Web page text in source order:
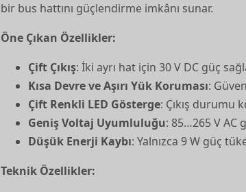
bir bus hattını güçlendirme imkânı sunar.
Öne Çıkan Özellikler:
Çift Çıkış: İki ayrı hat için 30 V DC güç
Kısa Devre ve Aşırı Yük Koruması:
Çift Renkli LED Gösterge: Çıkış durumu
Geniş Voltaj Uyumluluğu: 85…265 V AC
Düşük Enerji Kaybı: Yalnızca 9 W güç
Teknik Özellikler: